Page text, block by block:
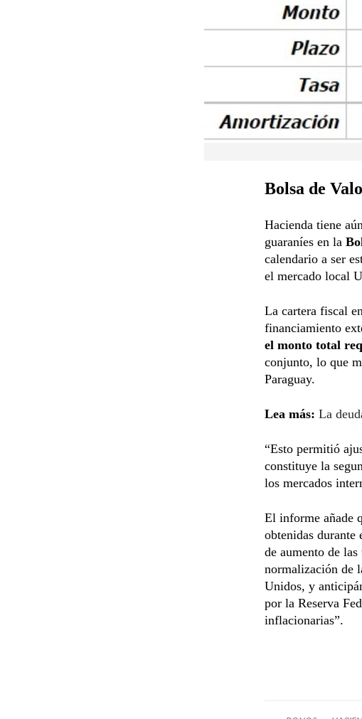
Bolsa de
Hacienda tiene
guaraníes en la
calendario a ser
el mercado local
La cartera fiscal
financiamiento
el monto total
conjunto, lo que
Paraguay.
Lea más: La
“Esto permitió
constituye la
los mercados
El informe añade
obtenidas
de aumento de
normalización de
Unidos, y
por la Reserva
inflacionarias”.